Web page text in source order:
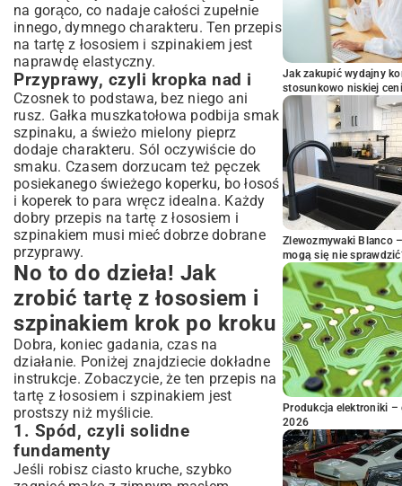
na gorąco, co nadaje całości zupełnie
innego, dymnego charakteru. Ten przepis
na tartę z łososiem i szpinakiem jest
naprawdę elastyczny.
Przyprawy, czyli kropka nad i
Czosnek to podstawa, bez niego ani
rusz. Gałka muszkatołowa podbija smak
szpinaku, a świeżo mielony pieprz
dodaje charakteru. Sól oczywiście do
smaku. Czasem dorzucam też pęczek
posiekanego świeżego koperku, bo łosoś
i koperek to para wręcz idealna. Każdy
dobry przepis na tartę z łososiem i
szpinakiem musi mieć dobrze dobrane
przyprawy.
No to do dzieła! Jak
zrobić tartę z łososiem i
szpinakiem krok po kroku
Dobra, koniec gadania, czas na
działanie. Poniżej znajdziecie dokładne
instrukcje. Zobaczycie, że ten przepis na
tartę z łososiem i szpinakiem jest
prostszy niż myślicie.
1. Spód, czyli solidne
fundamenty
Jeśli robisz ciasto kruche, szybko
Jak zakupić wydajny
stosunkowo niskiej
Zlewozmywaki Blanco
mogą się nie
Produkcja elektroniki –
2026